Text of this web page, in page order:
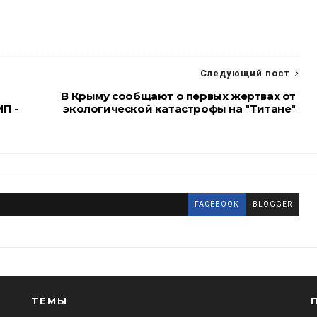
Следующий пост
В Крыму сообщают о первых жертвах от
экологической катастрофы на "Титане"
-
FACEBOOK BLOGGER
ТЕМЫ